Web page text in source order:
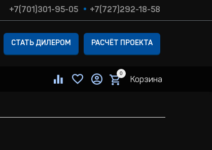
+7(701)301-95-05 +7(727)292-18-58
СТАТЬ ДИЛЕРОМ РАСЧЁТ ПРОЕКТА
0
Корзина